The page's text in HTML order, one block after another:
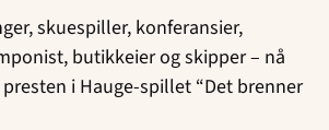
skuespiller, konferansier,
butikkeier og skipper – nå
i Hauge-spillet “Det brenner